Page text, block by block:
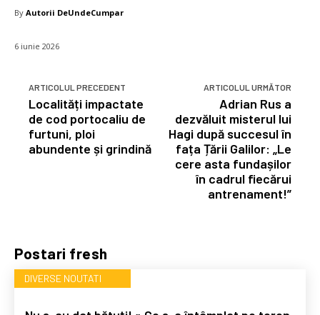
Postari fresh
DIVERSE NOUTATI
By Autorii DeUndeCumpar
6 iunie 2026
ARTICOLUL PRECEDENT
Localități impactate
de cod portocaliu de
furtuni, ploi
abundente și grindină
ARTICOLUL URMĂTOR
Adrian Rus a
dezvăluit misterul lui
Hagi după succesul în
fața Țării Galilor: „Le
cere asta fundașilor
în cadrul fiecărui
antrenament!”